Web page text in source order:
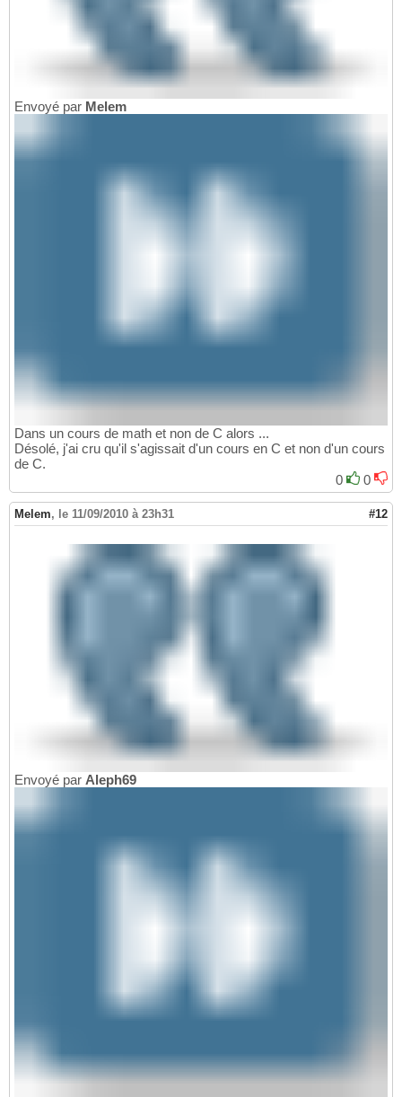
Envoyé par Melem
Dans un cours de math et non de C alors ...
Désolé, j'ai cru qu'il s'agissait d'un cours en C et non d'un cours
de C.
0
0
Melem, le 11/09/2010 à 23h31 #12
Envoyé par Aleph69